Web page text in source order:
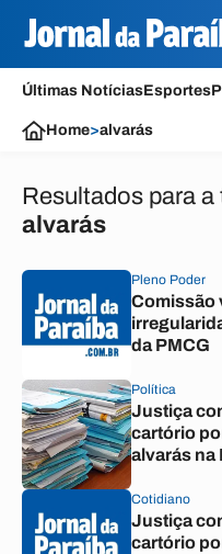
Últimas NotíciasEsportes
Home>alvarás
Resultados para a
alvarás
Pleno Poder
Comissão
da PMCG
Política
Justiça
cartório
alvarás na
Cotidiano
Justiça
cartório